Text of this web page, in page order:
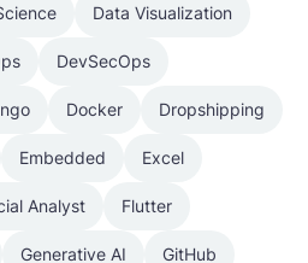
Data Visualization
DevSecOps
Docker Dropshipping
Embedded Excel
Analyst Flutter
Generative AI GitHub